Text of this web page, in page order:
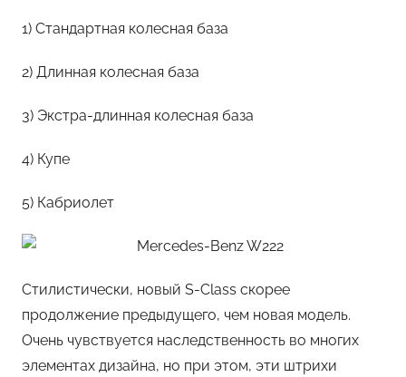
1) Стандартная колесная база
2) Длинная колесная база
3) Экстра-длинная колесная база
4) Купе
5) Кабриолет
Стилистически, новый S-Class скорее
продолжение предыдущего, чем новая модель.
Очень чувствуется наследственность во многих
элементах дизайна, но при этом, эти штрихи